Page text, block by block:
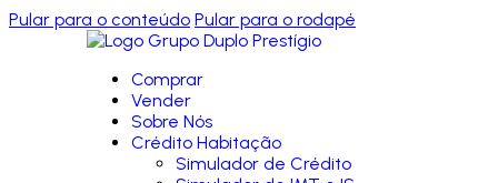
Pular para o conteúdo Pular para o rodapé
Comprar
Vender
Sobre Nós
Crédito Habitação
Simulador de Crédito